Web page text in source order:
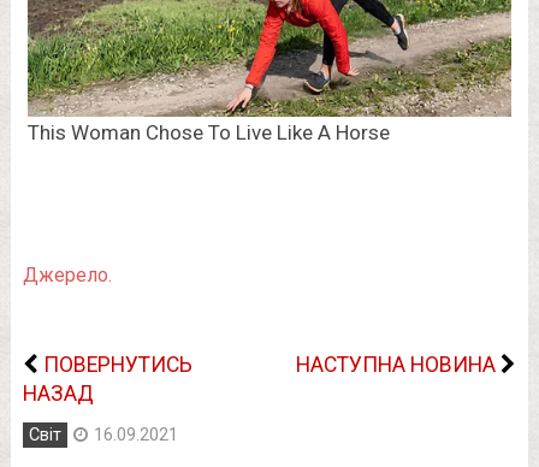
Джерело.
ПОВЕРНУТИСЬ
НАЗАД
НАСТУПНА НОВИНА
Світ 16.09.2021